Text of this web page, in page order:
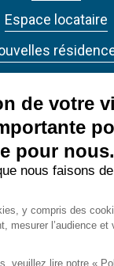
Espace locataire
2022 - Tous
Accessibilité
Confidentialité
de votre
pour nous.
nous faisons
y compris des
mesurer l’audience et
veuillez lire notre «